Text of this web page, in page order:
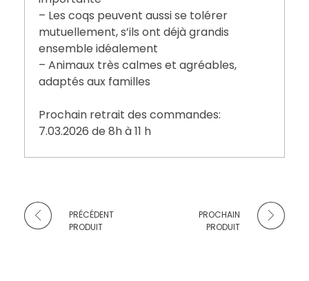
– Les coqs peuvent aussi se tolérer
mutuellement, s’ils ont déjà grandis
ensemble idéalement
– Animaux très calmes et agréables,
adaptés aux familles
Prochain retrait des commandes:
7.03.2026 de 8h à 11 h
PRÉCÉDENT
PRODUIT
PROCHAIN
PRODUIT